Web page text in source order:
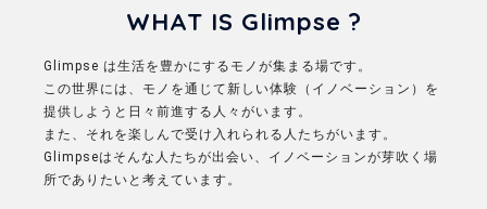
WHAT IS Glimpse ?
Glimpse は生活を豊かにするモノが集まる場です。
この世界には、モノを通じて新しい体験（イノベーション）を
提供しようと日々前進する人々がいます。
また、それを楽しんで受け入れられる人たちがいます。
Glimpseはそんな人たちが出会い、イノベーションが芽吹く場
所でありたいと考えています。